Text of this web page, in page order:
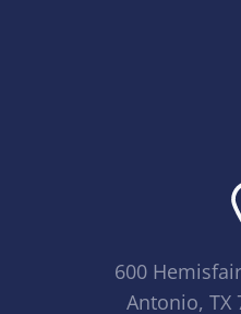
600
Antonio, TX